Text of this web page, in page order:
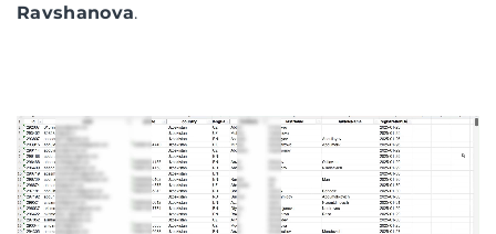
Ravshanova.